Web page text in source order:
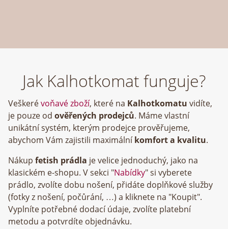
Jak Kalhotkomat funguje?
Veškerévoňavé zboží, které na Kalhotkomatu vidíte,
je pouze od ověřených prodejců. Máme vlastní
unikátní systém, kterým prodejce prověřujeme,
abychom Vám zajistili maximálníkomfort a kvalitu.
Nákup fetish prádla je velice jednoduchý, jako na
klasickém e-shopu. V sekci "Nabídky" si vyberete
prádlo, zvolíte dobu nošení, přidáte doplňkové služby
(fotky z nošení, počůrání, …) a kliknete na "Koupit".
Vyplníte potřebné dodací údaje, zvolíte platební
metodu a potvrdíte objednávku.